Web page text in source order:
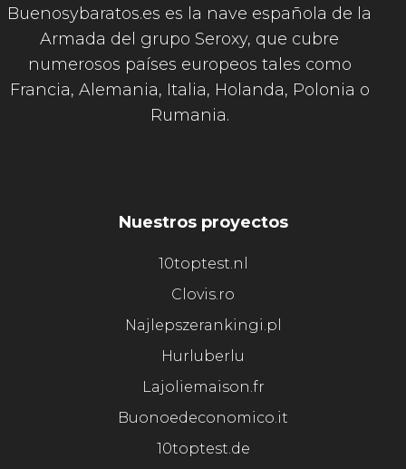
Buenosybaratos.es es la nave española de la
Armada del grupo Seroxy, que cubre
numerosos países europeos tales como
Francia, Alemania, Italia, Holanda, Polonia o
Rumania.
Nuestros proyectos
10toptest.nl
Clovis.ro
Najlepszerankingi.pl
Hurluberlu
Lajoliemaison.fr
Buonoedeconomico.it
10toptest.de